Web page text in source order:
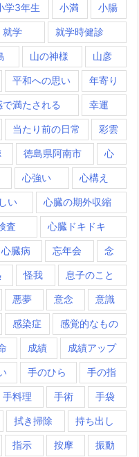
学3年生 小満 小腸
就学 就学時健診
山の神様 山彦
平和への思い 年寄り
満たされる 幸運
当たり前の日常 彩雲
徳島県阿南市 心
心強い 心構え
い 心臓の期外収縮
査 心臓ドキドキ
心臓病 忘年会 念
怪我 息子のこと
悪夢 意念 意識
感染症 感覚的なもの
成績 成績アップ
手のひら 手の指
手料理 手術 手袋
拭き掃除 持ち出し
指示 按摩 振動